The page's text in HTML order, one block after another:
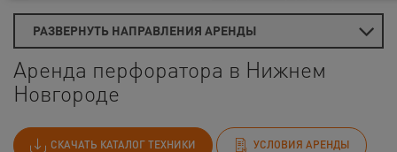
РАЗВЕРНУТЬ НАПРАВЛЕНИЯ АРЕНДЫ
Аренда перфоратора в Нижнем
Новгороде
СКАЧАТЬ КАТАЛОГ ТЕХНИКИ УСЛОВИЯ АРЕНДЫ